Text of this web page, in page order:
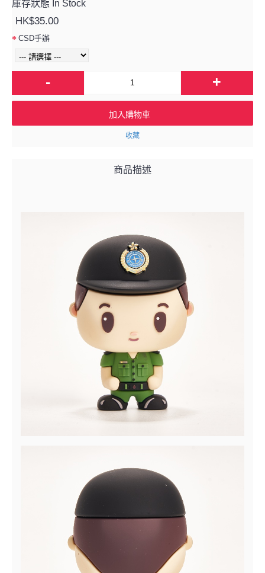
庫存狀態 In Stock
HK$35.00
CSD手辦
- +
加入購物車
收藏
商品描述